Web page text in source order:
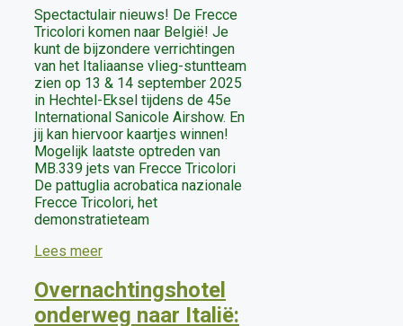
Spectactulair nieuws! De Frecce
Tricolori komen naar België! Je
kunt de bijzondere verrichtingen
van het Italiaanse vlieg-stuntteam
zien op 13 & 14 september 2025
in Hechtel-Eksel tijdens de 45e
International Sanicole Airshow. En
jij kan hiervoor kaartjes winnen!
Mogelijk laatste optreden van
MB.339 jets van Frecce Tricolori
De pattuglia acrobatica nazionale
Frecce Tricolori, het
demonstratieteam
Lees meer
Overnachtingshotel
onderweg naar Italië: